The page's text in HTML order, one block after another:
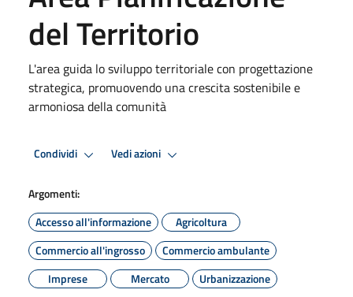
del Territorio
L'area guida lo sviluppo territoriale con progettazione
strategica, promuovendo una crescita sostenibile e
armoniosa della comunità
Condividi Vedi azioni
Argomenti:
Accesso all'informazione
Agricoltura
Commercio all'ingrosso
Commercio ambulante
Imprese
Mercato
Urbanizzazione